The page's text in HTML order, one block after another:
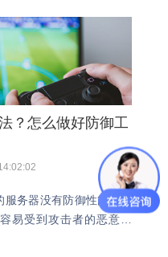
？怎么做好防御工
服务器没有防御性能，就
易受到攻击者的恶意袭